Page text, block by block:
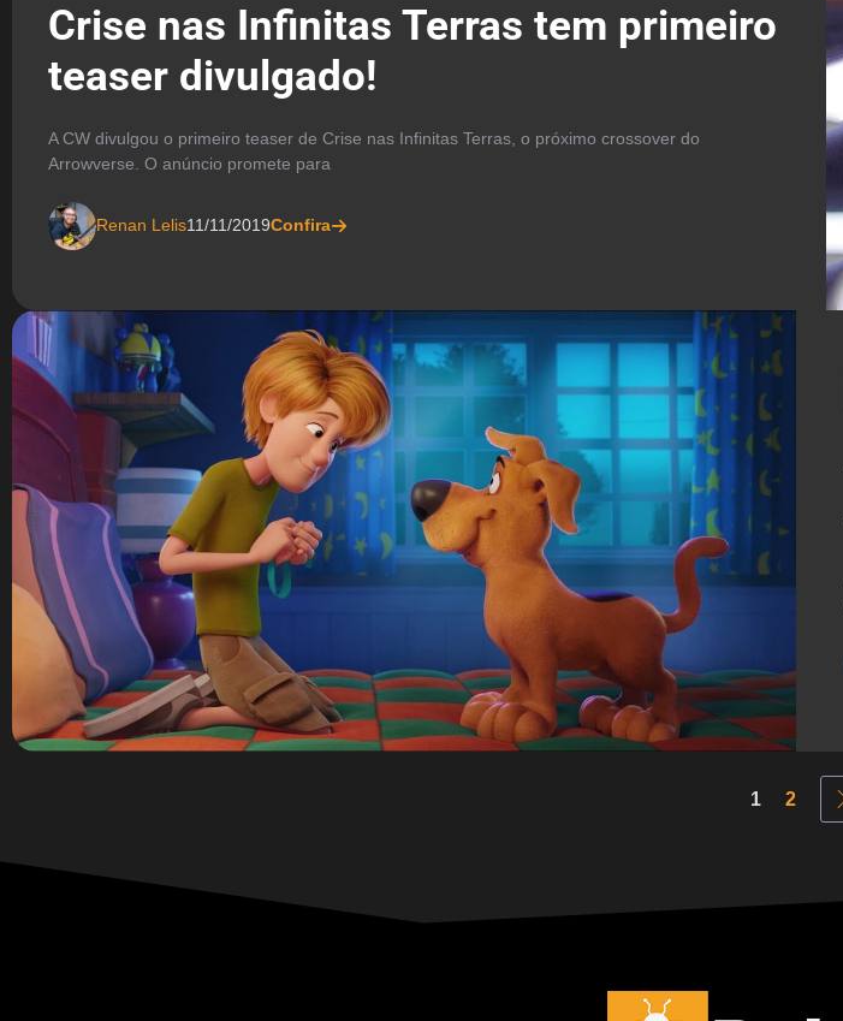
Crise nas Infinitas Terras tem primeiro
teaser divulgado!
A CW divulgou o primeiro teaser de Crise nas Infinitas Terras, o próximo crossover do
Arrowverse. O anúncio promete para
Renan Lelis11/11/2019Confira
1 2